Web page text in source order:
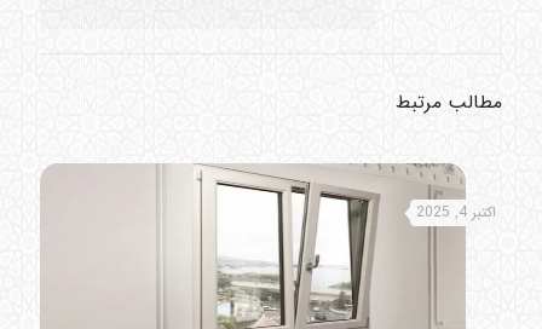
مطالب مرتبط
اکتبر 4, 2025